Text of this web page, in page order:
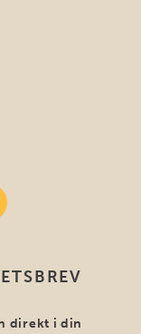
direkt i din